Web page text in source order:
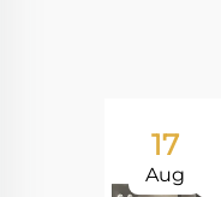
17
Aug